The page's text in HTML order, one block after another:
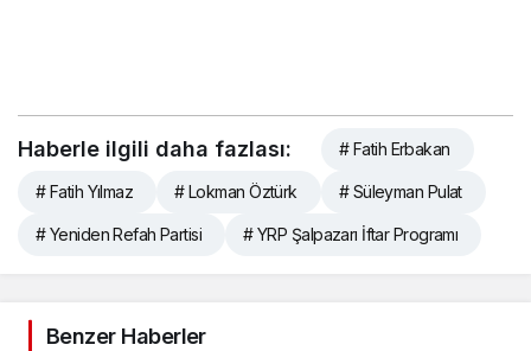
Haberle ilgili daha fazlası: # Fatih Erbakan
# Fatih Yılmaz # Lokman Öztürk # Süleyman Pulat
# Yeniden Refah Partisi # YRP Şalpazarı İftar Programı
Benzer Haberler